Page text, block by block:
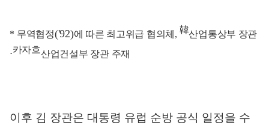
* 무역협정('92)에 따른 최고위급 협의체 , 韓산업통상부 장관
⋅카자흐산업건설부 장관 주재
이후 김 장관은 대통령 유럽 순방 공식 일정을 수